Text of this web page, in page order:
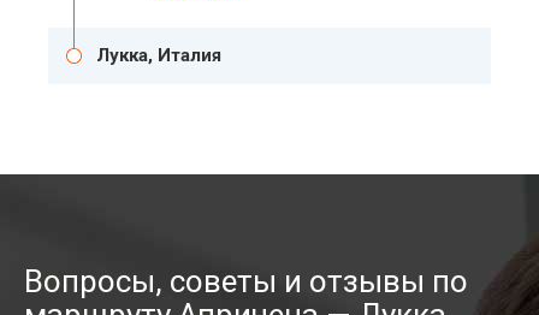
Лукка, Италия
Вопросы, советы и отзывы по